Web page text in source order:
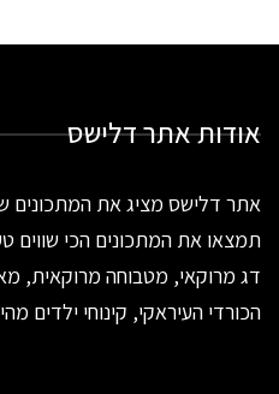
אודות אתר דלישס
אתר דלישס מציג את המתכונים
תמצאו את המתכונים הכי שווים
דג מרוקאי, מטבוחה מרוקאית,
הכורדי העיראקי, קינוחי ילדים